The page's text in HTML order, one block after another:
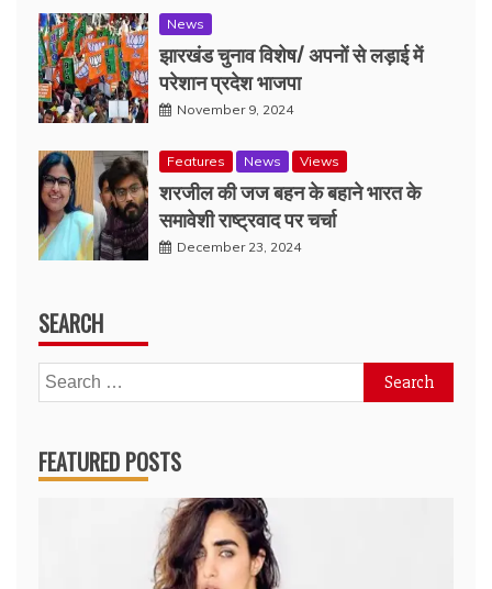
News
झारखंड चुनाव विशेष/ अपनों से लड़ाई में
परेशान प्रदेश भाजपा
November 9, 2024
Features News Views
शरजील की जज बहन के बहाने भारत के
समावेशी राष्ट्रवाद पर चर्चा
December 23, 2024
SEARCH
Search
for:
FEATURED POSTS